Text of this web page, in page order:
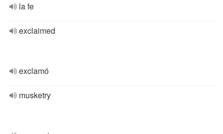
la fe
exclaimed
exclamó
musketry